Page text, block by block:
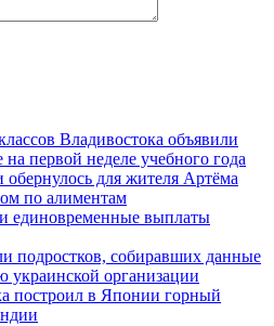
Владивостока объявили
первой неделе учебного года
обернулось для жителя Артёма
по алиментам
единовременные выплаты
подростков, собиравших данные
украинской организации
построил в Японии горный